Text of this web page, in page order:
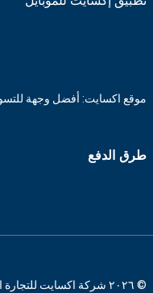
موقع اكسايت: أفضل وجهة
طرق الدفع
© ٢٠٢٦ شركة اكسايت للتجارة العامة ش.ش.و